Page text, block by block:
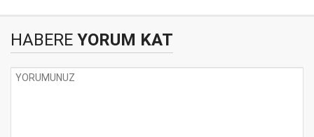
HABERE YORUM KAT